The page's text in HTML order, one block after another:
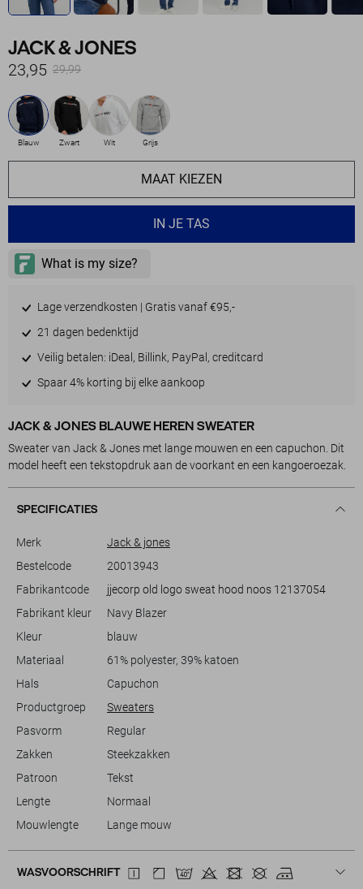
JACK & JONES
23,95 29,99
Blauw Zwart Wit Grijs
MAAT KIEZEN
IN JE TAS
Lage verzendkosten | Gratis vanaf €95,-
21 dagen bedenktijd
Veilig betalen: iDeal, Billink, PayPal, creditcard
Spaar 4% korting bij elke aankoop
JACK & JONES BLAUWE HEREN SWEATER
Sweater van Jack & Jones met lange mouwen en een capuchon. Dit
model heeft een tekstopdruk aan de voorkant en een kangoeroezak.
SPECIFICATIES
Merk
Jack & jones
Bestelcode
20013943
Fabrikantcode
jjecorp old logo sweat hood noos 12137054
Fabrikant kleur
Navy Blazer
Kleur
blauw
Materiaal
61% polyester, 39% katoen
Hals
Capuchon
Productgroep
Sweaters
Pasvorm
Regular
Zakken
Steekzakken
Patroon
Tekst
Lengte
Normaal
Mouwlengte
Lange mouw
WASVOORSCHRIFT